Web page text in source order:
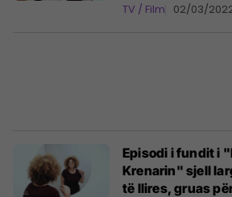
shikuesit
TV / Film 02/03/
Episodi i fundit i
Krenarin" sjell
të Ilires, gruas